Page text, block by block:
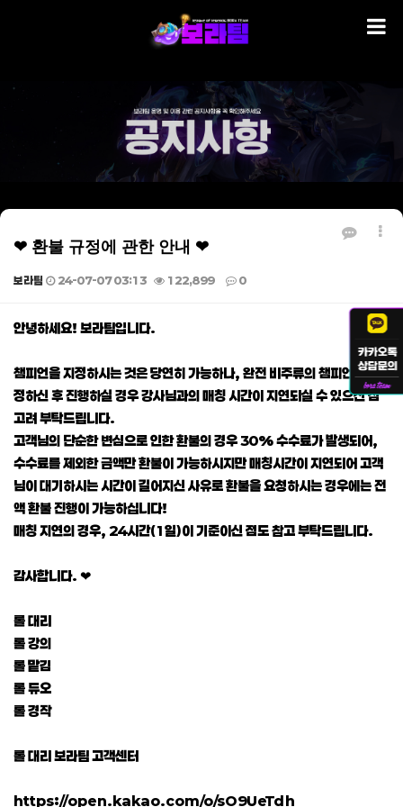
❤ 환불 규정에 관한 안내 ❤
보라팀 24-07-07 03:13 122,899 0
본문
안녕하세요! 보라팀입니다.
챔피언을 지정하시는 것은 당연히 가능하나, 완전 비주류의 챔피언을 지
정하신 후 진행하실 경우 강사님과의 매칭 시간이 지연되실 수 있으신 점
고려 부탁드립니다.
고객님의 단순한 변심으로 인한 환불의 경우 30% 수수료가 발생되어,
수수료를 제외한 금액만 환불이 가능하시지만 매칭시간이 지연되어 고객
님이 대기하시는 시간이 길어지신 사유로 환불을 요청하시는 경우에는 전
액 환불 진행이 가능하십니다!
매칭 지연의 경우, 24시간(1일)이 기준이신 점도 참고 부탁드립니다.
감사합니다. ❤
롤 대리
롤 강의
롤 맡김
롤 듀오
롤 경작
롤 대리 보라팀 고객센터
https://open.kakao.com/o/sO9UeTdh